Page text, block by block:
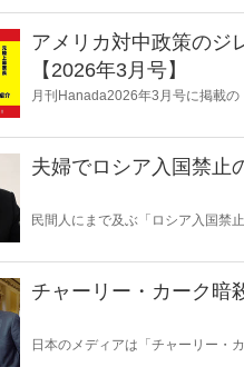
アメリカ対中政策の
【2026年3月号】
月刊Hanada2026年3月号に掲載
夫婦でロシア入国禁止
民間人にまで及ぶ「ロシア入国禁
チャーリー・カーク暗
日本のメディアは「チャーリー・